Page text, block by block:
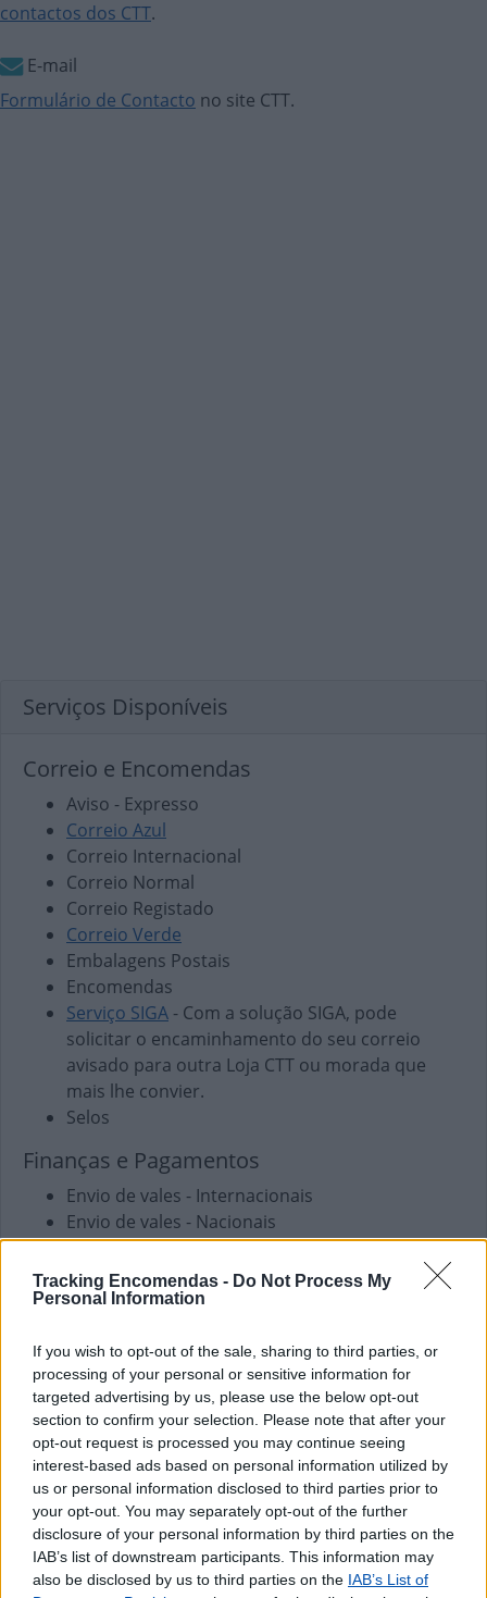
Tracking Encomendas - Do Not Process My
Personal Information
If you wish to opt-out of the sale, sharing to third parties, or
processing of your personal or sensitive information for
targeted advertising by us, please use the below opt-out
section to confirm your selection. Please note that after your
opt-out request is processed you may continue seeing
interest-based ads based on personal information utilized by
us or personal information disclosed to third parties prior to
your opt-out. You may separately opt-out of the further
disclosure of your personal information by third parties on the
IAB’s list of downstream participants. This information may
also be disclosed by us to third parties on the IAB’s List of
contactos dos CTT.
E-mail
Formulário de Contacto no site CTT.
Serviços Disponíveis
Correio e Encomendas
Aviso - Expresso
Correio Azul
Correio Internacional
Correio Normal
Correio Registado
Correio Verde
Embalagens Postais
Encomendas
Serviço SIGA - Com a solução SIGA, pode
solicitar o encaminhamento do seu correio
avisado para outra Loja CTT ou morada que
mais lhe convier.
Selos
Finanças e Pagamentos
Envio de vales - Internacionais
Envio de vales - Nacionais
Pagamento de Faturas
Pagamento de Portagens
Pagamento de Vales
Outros Serviços
Carregamento de Telemóveis